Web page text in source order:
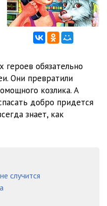
11:10
20:06
07:40
26:53
героев обязательно
Они превратили
козлика. А
добро придется
знает, как
случится